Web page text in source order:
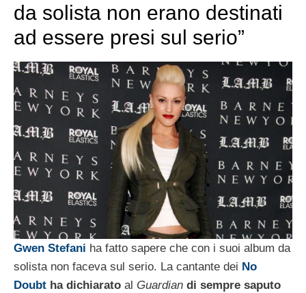
da solista non erano destinati
ad essere presi sul serio”
Gwen Stefani ha fatto sapere che con i suoi album da
solista non faceva sul serio. La cantante dei No
Doubt ha dichiarato al Guardian di sempre saputo